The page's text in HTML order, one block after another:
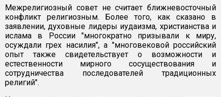
Межрелигиозный совет не считает ближневосточный
конфликт религиозным. Более того, как сказано в
заявлении, духовные лидеры иудаизма, христианства и
ислама в России "многократно призывали к миру,
осуждали грех насилия", а "многовековой российский
опыт также свидетельствует о возможности и
естественности мирного сосуществования и
сотрудничества последователей традиционных
религий".